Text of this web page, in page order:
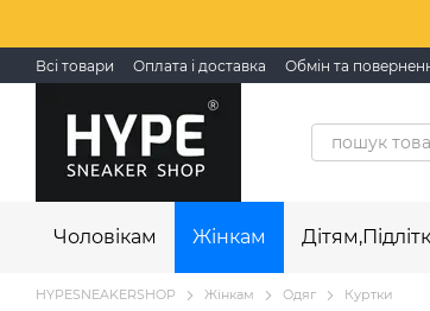
Всі товари Оплата і доставка Обмін та
Чоловікам Жінкам
HYPESNEAKERSHOP Жінкам Одяг Куртки